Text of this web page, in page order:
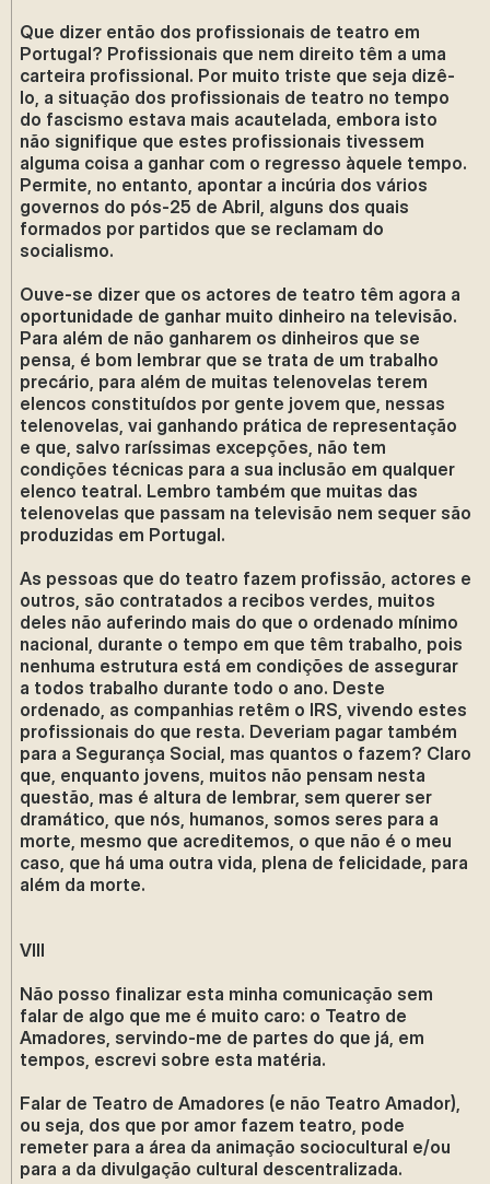
Que dizer então dos profissionais de teatro em
Portugal? Profissionais que nem direito têm a uma
carteira profissional. Por muito triste que seja dizê-
lo, a situação dos profissionais de teatro no tempo
do fascismo estava mais acautelada, embora isto
não signifique que estes profissionais tivessem
alguma coisa a ganhar com o regresso àquele tempo.
Permite, no entanto, apontar a incúria dos vários
governos do pós-25 de Abril, alguns dos quais
formados por partidos que se reclamam do
socialismo.
Ouve-se dizer que os actores de teatro têm agora a
oportunidade de ganhar muito dinheiro na televisão.
Para além de não ganharem os dinheiros que se
pensa, é bom lembrar que se trata de um trabalho
precário, para além de muitas telenovelas terem
elencos constituídos por gente jovem que, nessas
telenovelas, vai ganhando prática de representação
e que, salvo raríssimas excepções, não tem
condições técnicas para a sua inclusão em qualquer
elenco teatral. Lembro também que muitas das
telenovelas que passam na televisão nem sequer são
produzidas em Portugal.
As pessoas que do teatro fazem profissão, actores e
outros, são contratados a recibos verdes, muitos
deles não auferindo mais do que o ordenado mínimo
nacional, durante o tempo em que têm trabalho, pois
nenhuma estrutura está em condições de assegurar
a todos trabalho durante todo o ano. Deste
ordenado, as companhias retêm o IRS, vivendo estes
profissionais do que resta. Deveriam pagar também
para a Segurança Social, mas quantos o fazem? Claro
que, enquanto jovens, muitos não pensam nesta
questão, mas é altura de lembrar, sem querer ser
dramático, que nós, humanos, somos seres para a
morte, mesmo que acreditemos, o que não é o meu
caso, que há uma outra vida, plena de felicidade, para
além da morte.
VIII
Não posso finalizar esta minha comunicação sem
falar de algo que me é muito caro: o Teatro de
Amadores, servindo-me de partes do que já, em
tempos, escrevi sobre esta matéria.
Falar de Teatro de Amadores (e não Teatro Amador),
ou seja, dos que por amor fazem teatro, pode
remeter para a área da animação sociocultural e/ou
para a da divulgação cultural descentralizada.